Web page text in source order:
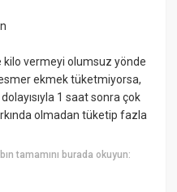
vermeyi olumsuz yönde
ekmek tüketmiyorsa,
1 saat sonra çok
olmadan tüketip fazla
tamamını burada okuyun: